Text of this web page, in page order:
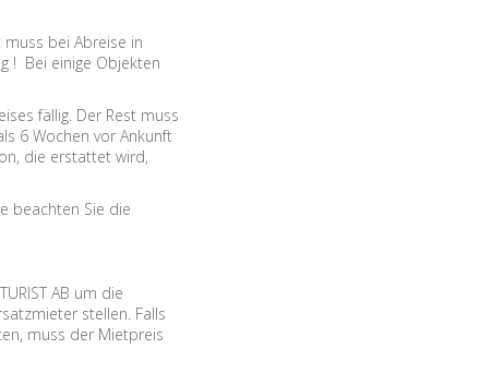
bei Abreise in
! Bei einige Objekten
fällig. Der Rest muss
6 Wochen vor Ankunft
die erstattet wird,
beachten Sie die
AB um die
stellen. Falls
muss der Mietpreis